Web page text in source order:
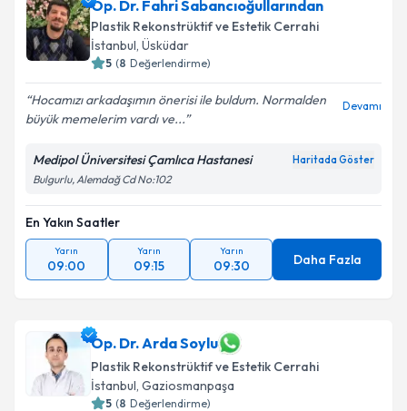
Op. Dr. Fahri Sabancıoğullarından
Plastik Rekonstrüktif ve Estetik Cerrahi
İstanbul, Üsküdar
5 (8 Değerlendirme)
Hocamızı arkadaşımın önerisi ile buldum. Normalden
büyük memelerim vardı ve...
Devamı
Medipol Üniversitesi Çamlıca Hastanesi Haritada Göster
Bulgurlu, Alemdağ Cd No:102
En Yakın Saatler
Yarın
09:00
Yarın
09:15
Yarın
09:30 Daha Fazla
Op. Dr. Arda Soylu
Plastik Rekonstrüktif ve Estetik Cerrahi
İstanbul, Gaziosmanpaşa
5 (8 Değerlendirme)